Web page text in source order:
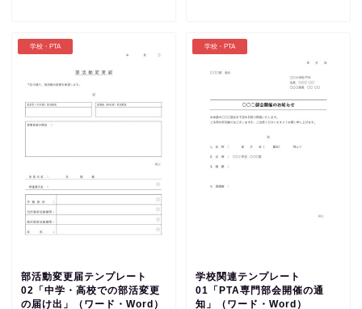
学校・PTA
部活動変更届テンプレート
02「中学・高校での部活変更
の届け出」（ワード・Word）
学校・PTA
学校関連テンプレート
01「PTA専門部会開催の通
知」（ワード・Word）